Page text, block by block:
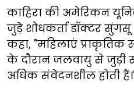
काहिरा की अमेरिकन
जुड़े शोधकर्ता डॉक्टर सुंगसू
कहा, "महिलाएं प्राकृतिक
के दौरान जलवायु से जुड़ी
अधिक संवेदनशील होती